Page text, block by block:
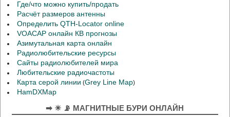
Где/что можно купить/продать
Расчёт размеров антенны
Определить QTH-Locator online
VOACAP онлайн КВ прогнозы
Азимутальная карта онлайн
Радиолюбительские ресурсы
Сайты радиолюбителей мира
Любительские радиочастоты
Карта серой линии (Grey Line Map)
HamDXMap
➡ ☀ 📡 МАГНИТНЫЕ БУРИ ОНЛАЙН